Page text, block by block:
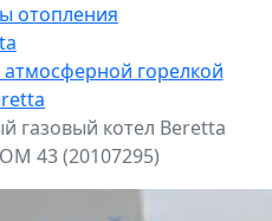
отопления
горелкой
газовый котел Beretta
43 (20107295)